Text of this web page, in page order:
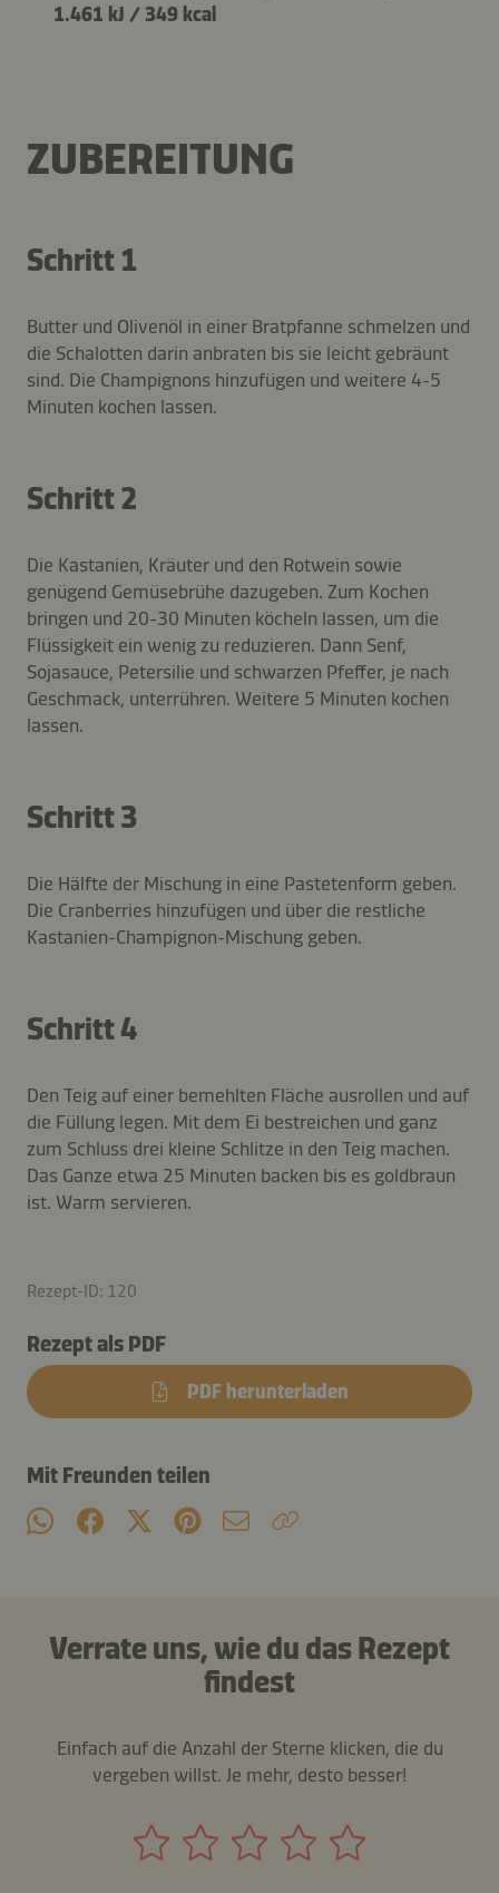
1.461 kJ / 349 kcal
ZUBEREITUNG
Schritt 1
Butter und Olivenöl in einer Bratpfanne schmelzen und
die Schalotten darin anbraten bis sie leicht gebräunt
sind. Die Champignons hinzufügen und weitere 4-5
Minuten kochen lassen.
Schritt 2
Die Kastanien, Kräuter und den Rotwein sowie
genügend Gemüsebrühe dazugeben. Zum Kochen
bringen und 20-30 Minuten köcheln lassen, um die
Flüssigkeit ein wenig zu reduzieren. Dann Senf,
Sojasauce, Petersilie und schwarzen Pfeffer, je nach
Geschmack, unterrühren. Weitere 5 Minuten kochen
lassen.
Schritt 3
Die Hälfte der Mischung in eine Pastetenform geben.
Die Cranberries hinzufügen und über die restliche
Kastanien-Champignon-Mischung geben.
Schritt 4
Den Teig auf einer bemehlten Fläche ausrollen und auf
die Füllung legen. Mit dem Ei bestreichen und ganz
zum Schluss drei kleine Schlitze in den Teig machen.
Das Ganze etwa 25 Minuten backen bis es goldbraun
ist. Warm servieren.
Rezept-ID: 120
Rezept als PDF
PDF herunterladen
Mit Freunden teilen
Verrate uns, wie du das Rezept
findest
Einfach auf die Anzahl der Sterne klicken, die du
vergeben willst. Je mehr, desto besser!